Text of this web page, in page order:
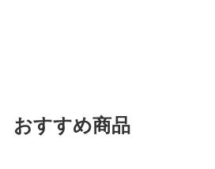
おすすめ商品